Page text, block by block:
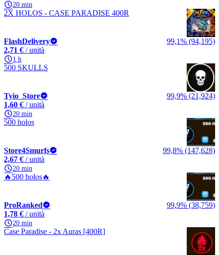
20 min
2X HOLOS - CASE PARADISE 400R
FlashDelivery
99,1% (94,195)
2,71 € / unità
1 h
500 SKULLS
Tyio_Store
99,9% (21,924)
1,60 € / unità
20 min
500 holos
Store4Smurfs
99,8% (147,628)
2,67 € / unità
20 min
🔥500 holos🔥
ProRanked
99,9% (38,759)
1,78 € / unità
20 min
Case Paradise - 2x Auras [400R]